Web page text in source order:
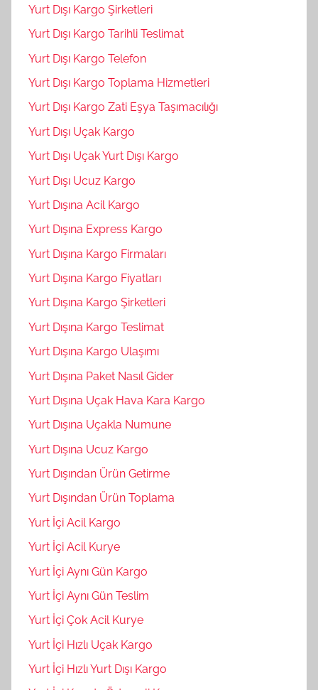
Yurt Dışı Kargo Şirketleri
Yurt Dışı Kargo Tarihli Teslimat
Yurt Dışı Kargo Telefon
Yurt Dışı Kargo Toplama Hizmetleri
Yurt Dışı Kargo Zati Eşya Taşımacılığı
Yurt Dışı Uçak Kargo
Yurt Dışı Uçak Yurt Dışı Kargo
Yurt Dışı Ucuz Kargo
Yurt Dışına Acil Kargo
Yurt Dışına Express Kargo
Yurt Dışına Kargo Firmaları
Yurt Dışına Kargo Fiyatları
Yurt Dışına Kargo Şirketleri
Yurt Dışına Kargo Teslimat
Yurt Dışına Kargo Ulaşımı
Yurt Dışına Paket Nasıl Gider
Yurt Dışına Uçak Hava Kara Kargo
Yurt Dışına Uçakla Numune
Yurt Dışına Ucuz Kargo
Yurt Dışından Ürün Getirme
Yurt Dışından Ürün Toplama
Yurt İçi Acil Kargo
Yurt İçi Acil Kurye
Yurt İçi Aynı Gün Kargo
Yurt İçi Aynı Gün Teslim
Yurt İçi Çok Acil Kurye
Yurt İçi Hızlı Uçak Kargo
Yurt İçi Hızlı Yurt Dışı Kargo